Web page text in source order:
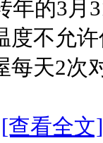
年的3月
度不允
每天2次
[查看全文]